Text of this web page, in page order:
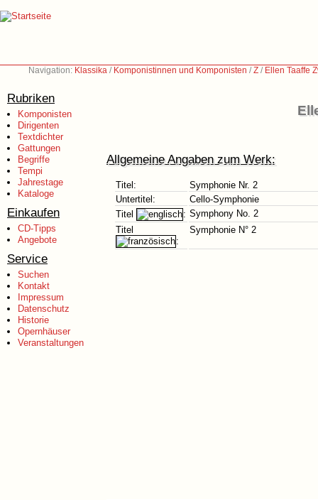
Navigation: Klassika / Komponistinnen und Komponisten /Z / Ellen Taaffe
Rubriken
Komponisten
Dirigenten
Textdichter
Gattungen
Begriffe
Tempi
Jahrestage
Kataloge
Einkaufen
CD-Tipps
Angebote
Service
Suchen
Kontakt
Impressum
Datenschutz
Historie
Opernhäuser
Veranstaltungen
Allgemeine Angaben zum Werk:
Titel:
Symphonie Nr. 2
Untertitel:
Cello-Symphonie
Titel
: Symphony No. 2
Titel
:
Symphonie N° 2